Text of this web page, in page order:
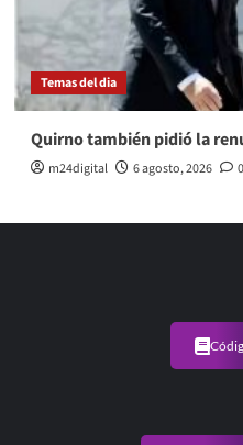
Temas del dia
Quirno también pidió la
m24digital 6 agosto, 2026 0